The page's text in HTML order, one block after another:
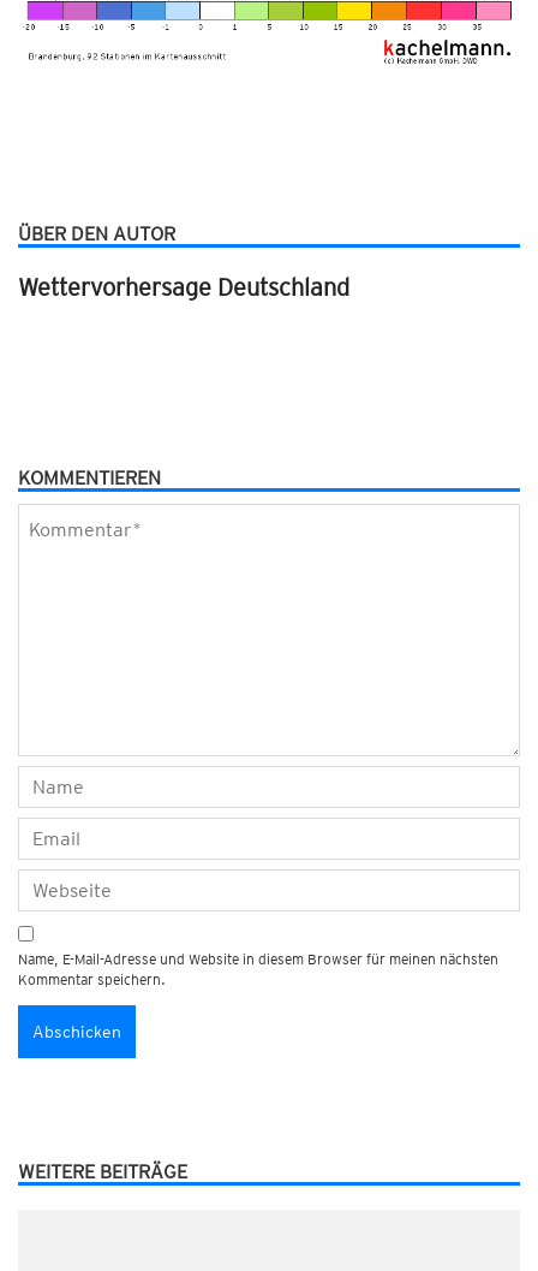
ÜBER DEN AUTOR
Wettervorhersage Deutschland
KOMMENTIEREN
Name, E-Mail-Adresse und Website in diesem Browser für meinen nächsten
Kommentar speichern.
WEITERE BEITRÄGE